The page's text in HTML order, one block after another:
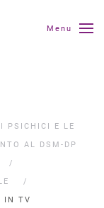
Menu
PSICHICI E LE
AL DSM-DP
IN TV